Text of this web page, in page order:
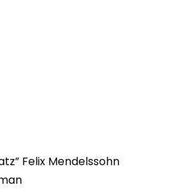
Felix Mendelssohn